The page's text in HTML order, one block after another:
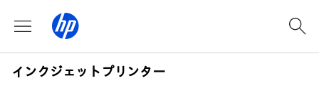
インクジェットプリンター